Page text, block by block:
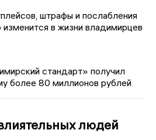
штрафы и послабления
изменится в жизни владимирцев
стандарт» получил
более 80 миллионов рублей
людей